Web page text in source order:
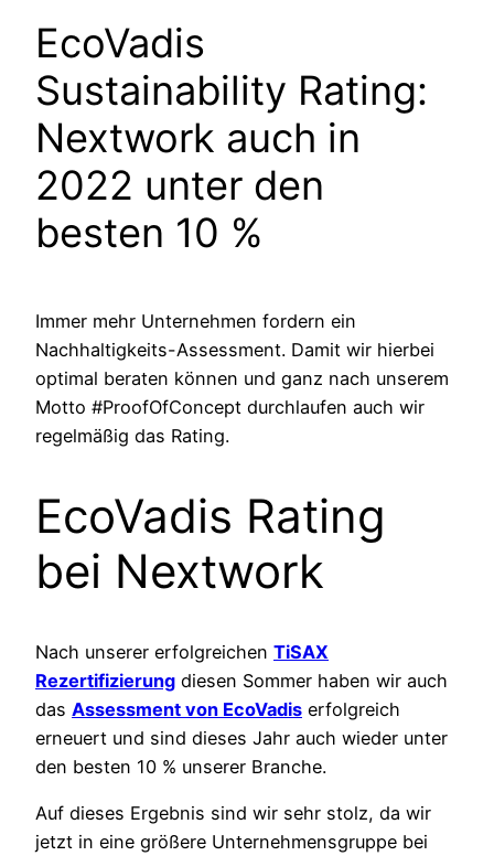
EcoVadis
Sustainability Rating:
Nextwork auch in
2022 unter den
besten 10 %
Immer mehr Unternehmen fordern ein
Nachhaltigkeits-Assessment. Damit wir hierbei
optimal beraten können und ganz nach unserem
Motto #ProofOfConcept durchlaufen auch wir
regelmäßig das Rating.
EcoVadis Rating
bei Nextwork
Nach unserer erfolgreichen TiSAX
Rezertifizierung diesen Sommer haben wir auch
das Assessment von EcoVadis erfolgreich
erneuert und sind dieses Jahr auch wieder unter
den besten 10 % unserer Branche.
Auf dieses Ergebnis sind wir sehr stolz, da wir
jetzt in eine größere Unternehmensgruppe bei